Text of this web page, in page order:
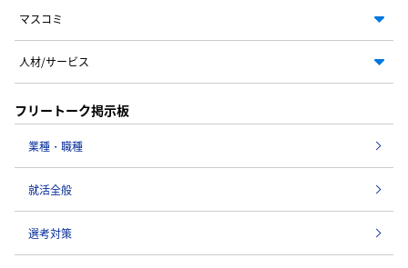
マスコミ
人材/サービス
フリートーク掲示板
業種・職種
就活全般
選考対策